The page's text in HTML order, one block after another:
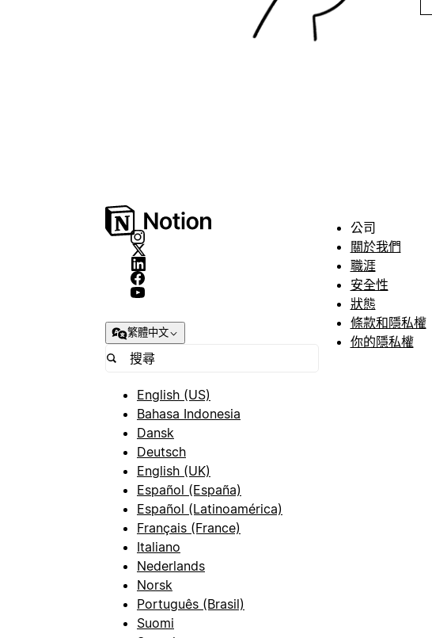
繁體中文
English (US)
Bahasa Indonesia
Dansk
Deutsch
English (UK)
Español (España)
Español (Latinoamérica)
Français (France)
Italiano
Nederlands
Norsk
Português (Brasil)
Suomi
公司
關於我們
職涯
安全性
狀態
條款和隱私權
你的隱私權